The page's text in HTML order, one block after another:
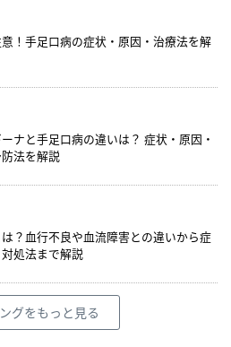
！手足口病の症状・原因・治療法を解
ナと手足口病の違いは？ 症状・原因・
法を解説
？血行不良や血流障害との違いから症
処法まで解説
グをもっと見る